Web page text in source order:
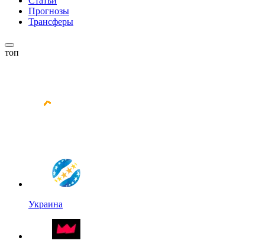
Прогнозы
Трансферы
топ
Украина